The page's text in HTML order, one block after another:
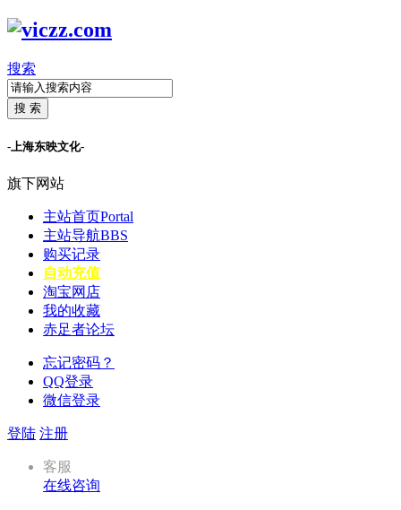
搜索
搜 索
-上海东映文化-
旗下网站
主站首页Portal
主站导航BBS
购买记录
自动充值
淘宝网店
我的收藏
赤足者论坛
忘记密码？
QQ登录
微信登录
登陆 注册
客服
在线咨询